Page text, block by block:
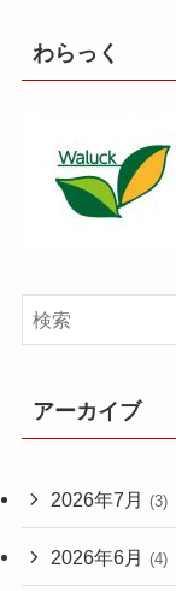
わらっく
アーカイブ
2026年7月 (3)
2026年6月 (4)